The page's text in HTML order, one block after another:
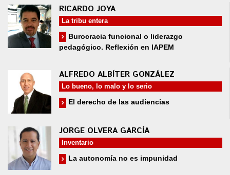
RICARDO JOYA
La tribu entera
Burocracia funcional o liderazgo
pedagógico. Reflexión en IAPEM
ALFREDO ALBÍTER GONZÁLEZ
Lo bueno, lo malo y lo serio
El derecho de las audiencias
JORGE OLVERA GARCÍA
Inventario
La autonomía no es impunidad